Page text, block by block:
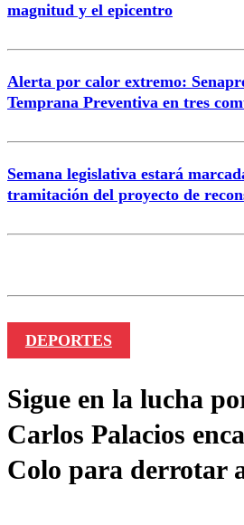
magnitud y el epicentro
Alerta por calor extremo:
Temprana Preventiva en tres
Semana legislativa estará
tramitación del proyecto de
DEPORTES
Sigue en la lucha
Carlos Palacios
Colo para derrotar